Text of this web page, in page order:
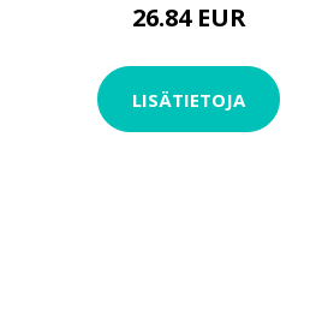
26.84 EUR
LISÄTIETOJA